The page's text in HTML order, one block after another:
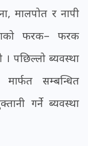
मालपोत र नापी
फरक– फरक
। पछिल्लो ब्यवस्था
सम्बन्धित
गर्ने ब्यवस्था